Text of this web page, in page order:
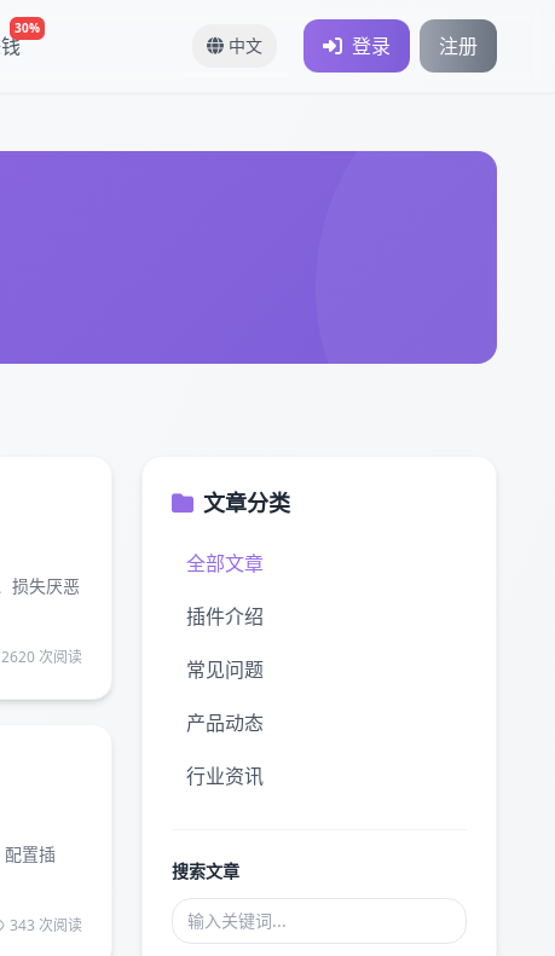
30%
中文 登录 注册
损失厌恶
2620 次阅读
配置插
343 次阅读
文章分类
全部文章
插件介绍
常见问题
产品动态
行业资讯
搜索文章